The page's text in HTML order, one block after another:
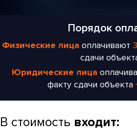
Порядок
Физические лица оплачивают
сдачи
Юридические лица
факту сдачи объекта
В стоимость входит: